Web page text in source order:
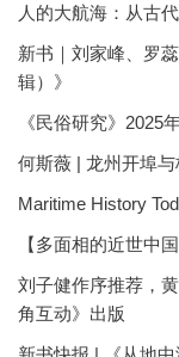
人的大航海：从古
新书｜刘家峰、罗
辑）》
《民俗研究》2025
何斯薇 | 龙州开埠
Maritime History
【多面相的近世中
刘子健作序推荐，
角互动》出版